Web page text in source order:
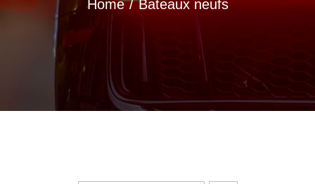
Redo Services Nautic
Actualités
Home Bateaux neufs